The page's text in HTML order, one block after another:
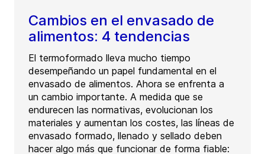
Cambios en el envasado de
alimentos: 4 tendencias
El termoformado lleva mucho tiempo
desempeñando un papel fundamental en el
envasado de alimentos. Ahora se enfrenta a
un cambio importante. A medida que se
endurecen las normativas, evolucionan los
materiales y aumentan los costes, las líneas de
envasado formado, llenado y sellado deben
hacer algo más que funcionar de forma fiable: